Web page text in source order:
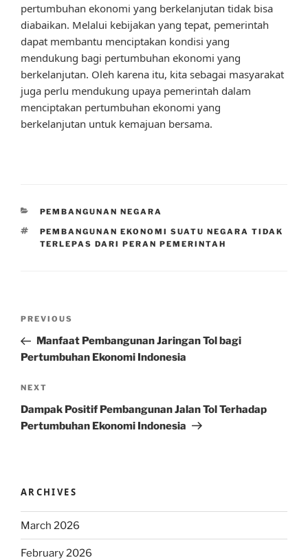
pertumbuhan ekonomi yang berkelanjutan tidak bisa
diabaikan. Melalui kebijakan yang tepat, pemerintah
dapat membantu menciptakan kondisi yang
mendukung bagi pertumbuhan ekonomi yang
berkelanjutan. Oleh karena itu, kita sebagai masyarakat
juga perlu mendukung upaya pemerintah dalam
menciptakan pertumbuhan ekonomi yang
berkelanjutan untuk kemajuan bersama.
CATEGORIES
PEMBANGUNAN NEGARA
TAGS
PEMBANGUNAN EKONOMI SUATU NEGARA TIDAK
TERLEPAS DARI PERAN PEMERINTAH
Previous
Post
PREVIOUS
Manfaat Pembangunan Jaringan Tol bagi
Pertumbuhan Ekonomi Indonesia
Next
Post
NEXT
Dampak Positif Pembangunan Jalan Tol Terhadap
Pertumbuhan Ekonomi Indonesia
ARCHIVES
March 2026
February 2026